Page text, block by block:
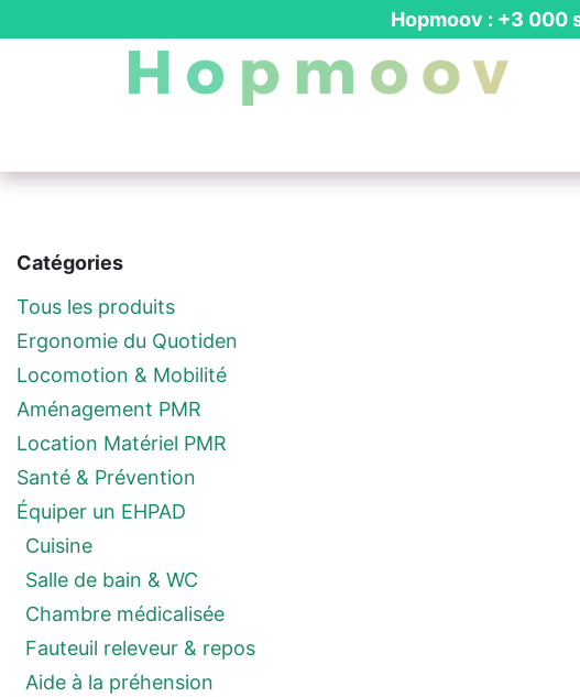
Hopmoov : +3 000
Catégories
Tous les produits
Ergonomie du Quotiden
Locomotion & Mobilité
Aménagement PMR
Location Matériel PMR
Santé & Prévention
Équiper un EHPAD
Cuisine
Salle de bain & WC
Chambre médicalisée
Fauteuil releveur & repos
Aide à la préhension